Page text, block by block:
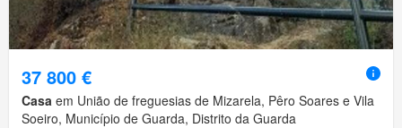
37 800 €
Casa em União de freguesias de Mizarela, Pêro Soares e Vila
Soeiro, Município de Guarda, Distrito da Guarda